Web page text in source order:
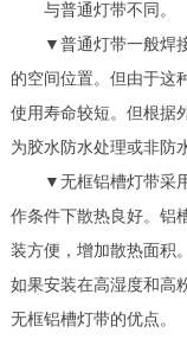
与普通灯带不同。
▼普通灯带一般焊接
的空间位置。但由于这
使用寿命较短。但根据
为胶水防水处理或非防
▼无框铝槽灯带采用
作条件下散热良好。铝
装方便，增加散热面积
如果安装在高湿度和高
无框铝槽灯带的优点。